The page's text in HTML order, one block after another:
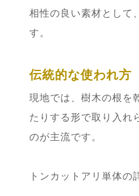
相性の良い素材として
す。
伝統的な使われ方
現地では、樹木の根を
たりする形で取り入れ
のが主流です。
トンカットアリ単体の